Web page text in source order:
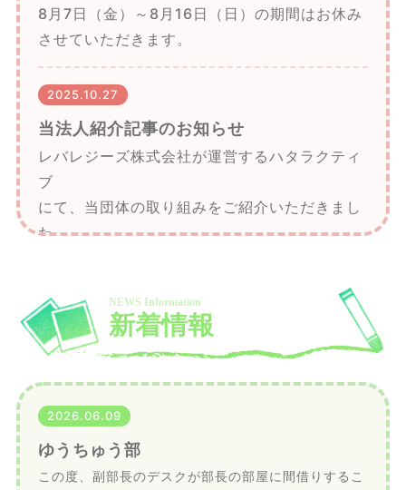
8月7日（金）～8月16日（日）の期間はお休み
させていただきます。
2025.10.27
当法人紹介記事のお知らせ
レバレジーズ株式会社が運営するハタラクティ
ブ
にて、当団体の取り組みをご紹介いただきまし
た。
2026.06.09
ゆうちゅう部
この度、副部長のデスクが部長の部屋に間借りするこ